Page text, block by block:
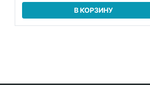
В КОРЗИНУ